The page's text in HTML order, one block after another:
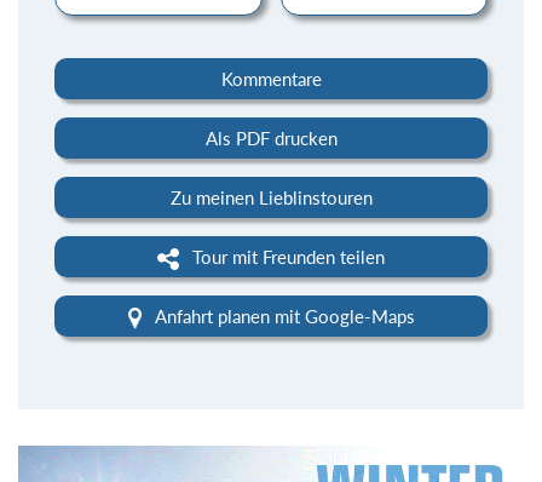
Kommentare
Als PDF drucken
Zu meinen Lieblinstouren
Tour mit Freunden teilen
Anfahrt planen mit Google-Maps